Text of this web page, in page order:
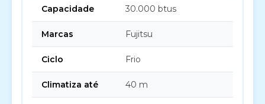
Capacidade 30.000 btus
Marcas Fujitsu
Ciclo Frio
Climatiza até 40 m